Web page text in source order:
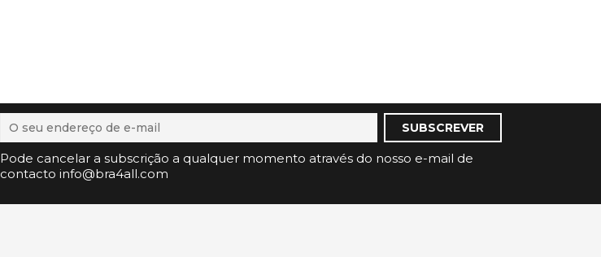
Pode cancelar a subscrição a qualquer momento através do nosso e-mail de
contacto info@bra4all.com